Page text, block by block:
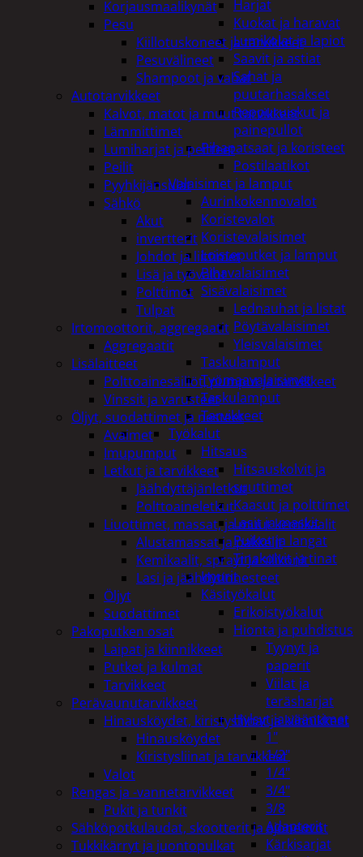
Harjat
Kuokat ja haravat
Lumikolat ja lapiot
Saavit ja astiat
Sahat ja
puutarhasakset
Reppuruiskut ja
painepullot
Pihapatsaat ja koristeet
Postilaatikot
Valaisimet ja lamput
Aurinkokennovalot
Koristevalot
Koristevalaisimet
Loisteputket ja lamput
Pihavalaisimet
Sisävalaisimet
Lednauhat ja listat
Pöytävalaisimet
Yleisvalaisimet
Taskulamput
Työmaavalaisimet
Taskulamput
Tarvikkeet
Työkalut
Hitsaus
Hitsauskolvit ja
suuttimet
Kaasut ja polttimet
Lasit ja maskit
Puikot ja langat
Tinakolvit ja tinat
Imurit
Käsityökalut
Erikoistyökalut
Hionta ja puhdistus
Tyynyt ja
paperit
Viilat ja
teräsharjat
Hylsyt ja vääntimet
1"
1/2"
1/4"
3/4"
3/8
Adapterit
Kärkisarjat
Korjausmaalikynät
Pesu
Kiillotuskoneet ja tarvikkeet
Pesuvälineet
Shampoot ja vahat
Autotarvikkeet
Kalvot, matot ja muut tarvikkeet
Lämmittimet
Lumiharjat ja peitteet
Peilit
Pyyhkijänsulat
Sähkö
Akut
invertterit
Johdot ja liittimet
Lisä ja työvalot
Polttimot
Tulpat
Irtomoottorit, aggregaatit
Aggregaatit
Lisälaitteet
Polttoainesäiliöt, pumput ja tarvikkeet
Vinssit ja varusteet
Öljyt, suodattimet ja nesteet
Avaimet
Imupumput
Letkut ja tarvikkeet
Jäähdyttäjänletkut
Polttoaineletkut
Liuottimet, massat, ja muut kemikaalit
Alustamassat ja pakkelit
Kemikaalit, sprayt ja silikonit
Lasi ja jäähdytinnesteet
Öljyt
Suodattimet
Pakoputken osat
Laipat ja kiinnikkeet
Putket ja kulmat
Tarvikkeet
Perävaunutarvikkeet
Hinausköydet, kiristysliinat ja kiinnikkeet
Hinausköydet
Kiristysliinat ja tarvikkeet
Valot
Rengas ja -vannetarvikkeet
Pukit ja tunkit
Sähköpotkulaudat, skootterit ja ajoneuvot
Tukkikärryt ja juontopulkat